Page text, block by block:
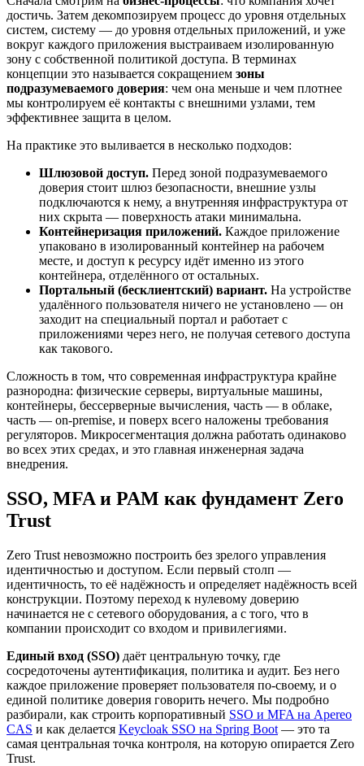
достичь. Затем декомпозируем процесс до уровня отдельных
систем, систему — до уровня отдельных приложений, и уже
вокруг каждого приложения выстраиваем изолированную
зону с собственной политикой доступа. В терминах
концепции это называется сокращением зоны
подразумеваемого доверия: чем она меньше и чем плотнее
мы контролируем её контакты с внешними узлами, тем
эффективнее защита в целом.
На практике это выливается в несколько подходов:
Шлюзовой доступ. Перед зоной подразумеваемого
доверия стоит шлюз безопасности, внешние узлы
подключаются к нему, а внутренняя инфраструктура от
них скрыта — поверхность атаки минимальна.
Контейнеризация приложений. Каждое приложение
упаковано в изолированный контейнер на рабочем
месте, и доступ к ресурсу идёт именно из этого
контейнера, отделённого от остальных.
Портальный (бесклиентский) вариант. На устройстве
удалённого пользователя ничего не установлено — он
заходит на специальный портал и работает с
приложениями через него, не получая сетевого доступа
как такового.
Сложность в том, что современная инфраструктура крайне
разнородна: физические серверы, виртуальные машины,
контейнеры, бессерверные вычисления, часть — в облаке,
часть — on-premise, и поверх всего наложены требования
регуляторов. Микросегментация должна работать одинаково
во всех этих средах, и это главная инженерная задача
внедрения.
SSO, MFA и PAM как фундамент Zero
Trust
Zero Trust невозможно построить без зрелого управления
идентичностью и доступом. Если первый столп —
идентичность, то её надёжность и определяет надёжность всей
конструкции. Поэтому переход к нулевому доверию
начинается не с сетевого оборудования, а с того, что в
компании происходит со входом и привилегиями.
Единый вход (SSO) даёт центральную точку, где
сосредоточены аутентификация, политика и аудит. Без него
каждое приложение проверяет пользователя по-своему, и о
единой политике доверия говорить нечего. Мы подробно
разбирали, как строить корпоративный SSO и MFA на Apereo
CAS и как делается Keycloak SSO на Spring Boot — это та
самая центральная точка контроля, на которую опирается Zero
Trust.